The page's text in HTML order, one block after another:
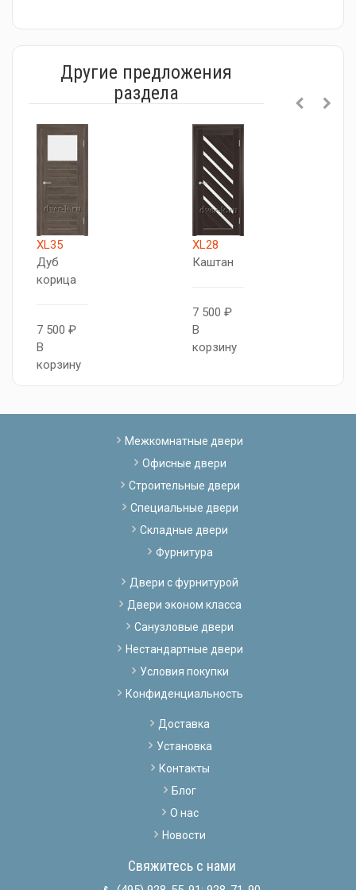
Другие предложения
раздела
XL35
Дуб
корица
7 500 ₽
В
корзину
XL28
Каштан
7 500 ₽
В
корзину
Межкомнатные двери
Офисные двери
Строительные двери
Специальные двери
Складные двери
Фурнитура
Двери с фурнитурой
Двери эконом класса
Санузловые двери
Нестандартные двери
Условия покупки
Конфиденциальность
Доставка
Установка
Контакты
Блог
О нас
Новости
Свяжитесь с нами